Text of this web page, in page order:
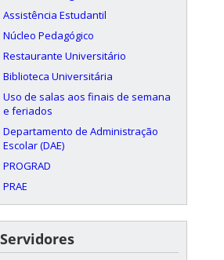
Assistência Estudantil
Núcleo Pedagógico
Restaurante Universitário
Biblioteca Universitária
Uso de salas aos finais de semana
e feriados
Departamento de Administração
Escolar (DAE)
PROGRAD
PRAE
Servidores